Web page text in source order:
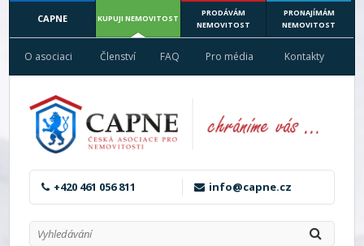
CAPNE KUPUJI NEMOVITOST
PRODÁVÁM
NEMOVITOST
PRONAJÍMÁM
NEMOVITOST
O asociaci Členství FAQ Pro média Kontakty
+420 461 056 811 info@capne.cz